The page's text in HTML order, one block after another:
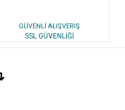
GÜVENLİ ALIŞVERİŞ
SSL GÜVENLİĞİ